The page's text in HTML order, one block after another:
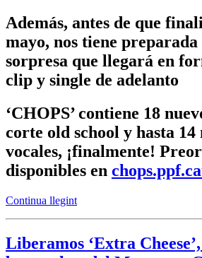
Además, antes de que
mayo, nos tiene
sorpresa que llegará en
clip y single de adelanto
‘CHOPS’ contiene 18
corte old school y hasta 14
vocales, ¡finalmente!
disponibles en
Continua llegint
Liberamos ‘Extra